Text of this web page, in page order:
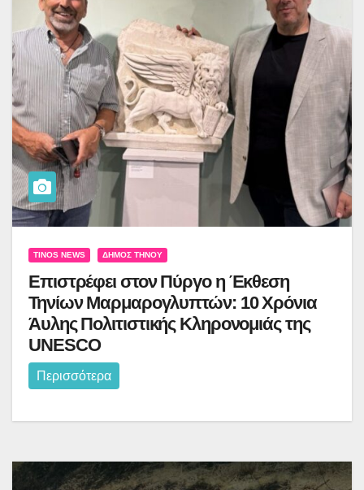
TINOS NEWS ΔΉΜΟΣ ΤΉΝΟΥ
Επιστρέφει στον Πύργο η Έκθεση
Τηνίων Μαρμαρογλυπτών: 10 Χρόνια
Άυλης Πολιτιστικής Κληρονομιάς της
UNESCO
Περισσότερα